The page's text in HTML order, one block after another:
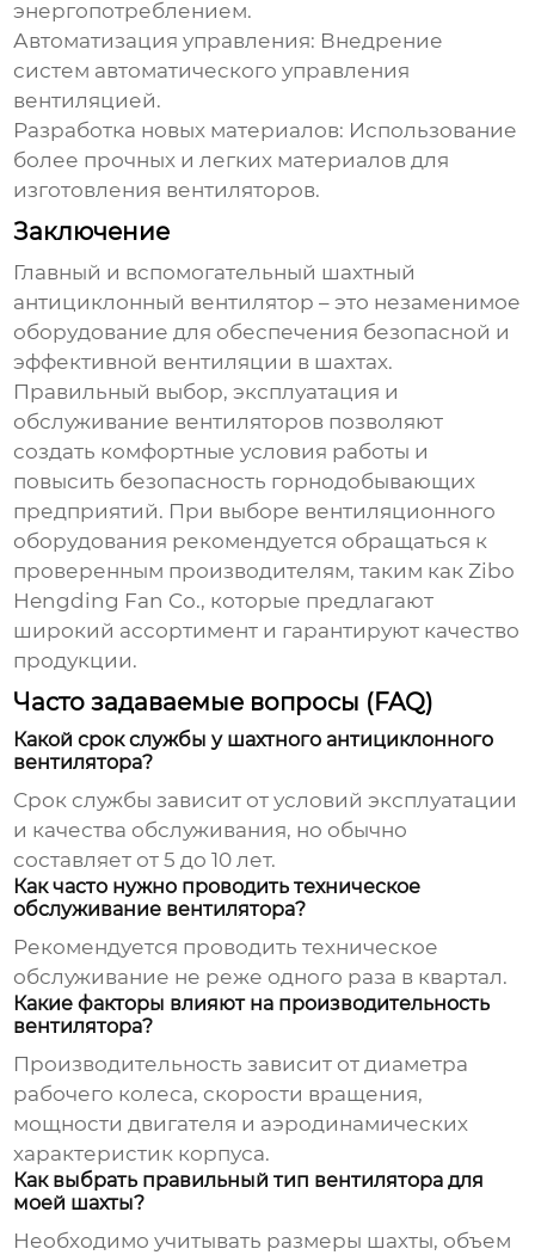
энергопотреблением.
Автоматизация управления: Внедрение
систем автоматического управления
вентиляцией.
Разработка новых материалов: Использование
более прочных и легких материалов для
изготовления вентиляторов.
Заключение
Главный и вспомогательный шахтный
антициклонный вентилятор – это незаменимое
оборудование для обеспечения безопасной и
эффективной вентиляции в шахтах.
Правильный выбор, эксплуатация и
обслуживание вентиляторов позволяют
создать комфортные условия работы и
повысить безопасность горнодобывающих
предприятий. При выборе вентиляционного
оборудования рекомендуется обращаться к
проверенным производителям, таким какZibo
Hengding Fan Co., которые предлагают
широкий ассортимент и гарантируют качество
продукции.
Часто задаваемые вопросы (FAQ)
Какой срок службы у шахтного антициклонного
вентилятора?
Срок службы зависит от условий эксплуатации
и качества обслуживания, но обычно
составляет от 5 до 10 лет.
Как часто нужно проводить техническое
обслуживание вентилятора?
Рекомендуется проводить техническое
обслуживание не реже одного раза в квартал.
Какие факторы влияют на производительность
вентилятора?
Производительность зависит от диаметра
рабочего колеса, скорости вращения,
мощности двигателя и аэродинамических
характеристик корпуса.
Как выбрать правильный тип вентилятора для
моей шахты?
Необходимо учитывать размеры шахты, объем